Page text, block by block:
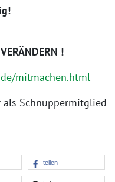
!
mitmachen.html
als Schnuppermitglied
teilen